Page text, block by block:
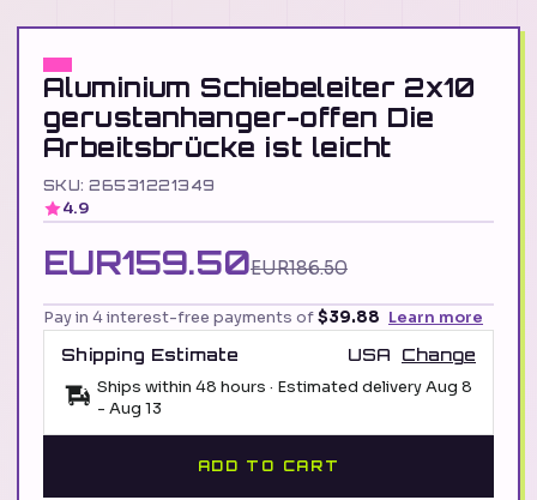
Aluminium Schiebeleiter 2x10
gerustanhanger-offen Die
Arbeitsbrücke ist leicht
SKU: 26531221349
4.9
EUR159.50EUR186.50
Pay in 4 interest-free payments of$39.88 Learn more
Shipping Estimate
USA
Change
Ships within 48 hours · Estimated deliveryAug 8
- Aug 13
ADD TO CART